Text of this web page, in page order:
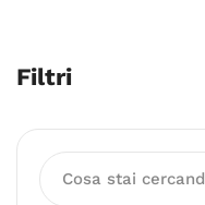
Filtri